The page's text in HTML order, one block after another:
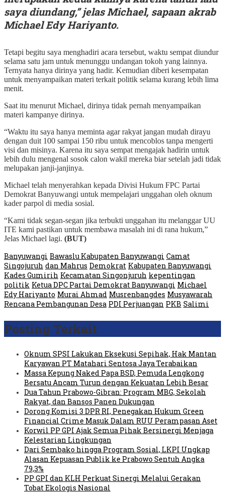
saya diundang,” jelas Michael, sapaan akrab
Michael Edy Hariyanto.
Tetapi begitu saya menghadiri acara tersebut, waktu sempat diundur
selama satu jam untuk menunggu undangan tokoh yang lainnya.
Ternyata hanya dirinya yang hadir. Kemudian diberi kesempatan
untuk menyampaikan materi terkait politik selama kurang lebih lima
menit.
Saat itu menurut Michael, dirinya tidak pernah menyampaikan
materi kampanye dirinya.
“Waktu itu saya hanya meminta agar rakyat jangan mudah dirayu
dengan duit 100 sampai 150 ribu untuk mencoblos tanpa mengerti
visi dan misinya. Karena itu saya sempat mengajak hadirin untuk
lebih dulu mengenal sosok calon wakil mereka biar setelah jadi tidak
melupakan janji-janjinya.
Michael telah menyerahkan kepada Divisi Hukum FPC Partai
Demokrat Banyuwangi untuk mempelajari unggahan oleh oknum
kader parpol di media sosial.
“Kami tidak segan-segan jika terbukti unggahan itu melanggar UU
ITE kami pastikan untuk membawa masalah ini di rana hukum,”
Jelas Michael lagi. (BUT)
Banyuwangi Bawaslu Kabupaten Banyuwangi Camat
Singojuruh dan Mahrus Demokrat Kabupaten Banyuwangi
Kades Gumirih Kecamatan Singonjuruh kepentingan
politik Ketua DPC Partai Demokrat Banyuwangi Michael
Edy Hariyanto Murai Ahmad Musrenbangdes Musyawarah
Rencana Pembangunan Desa PDI Perjuangan PKB Salimi
Posting Terkait
Oknum SPSI Lakukan Eksekusi Sepihak, Hak Mantan
Karyawan PT Matahari Sentosa Jaya Terabaikan
Massa Kepung Naked Papa BSD, Pemuda Lengkong
Bersatu Ancam Turun dengan Kekuatan Lebih Besar
Dua Tahun Prabowo-Gibran: Program MBG, Sekolah
Rakyat, dan Bansos Panen Dukungan
Dorong Komisi 3 DPR RI, Penegakan Hukum Green
Financial Crime Masuk Dalam RUU Perampasan Aset
Korwil PP GPI Ajak Semua Pihak Bersinergi Menjaga
Kelestarian Lingkungan
Dari Sembako hingga Program Sosial, LKPI Ungkap
Alasan Kepuasan Publik ke Prabowo Sentuh Angka
79,3%
PP GPI dan KLH Perkuat Sinergi Melalui Gerakan
Tobat Ekologis Nasional